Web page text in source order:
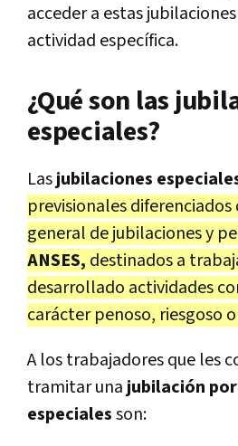
acceder a estas
actividad específica.
¿Qué son las
especiales?
Lasjubilaciones
previsionales diferenciados
general de jubilaciones y
ANSES, destinados a
desarrollado actividades
carácter penoso, riesgoso
A los trabajadores que les
tramitar una jubilación
especialesson: